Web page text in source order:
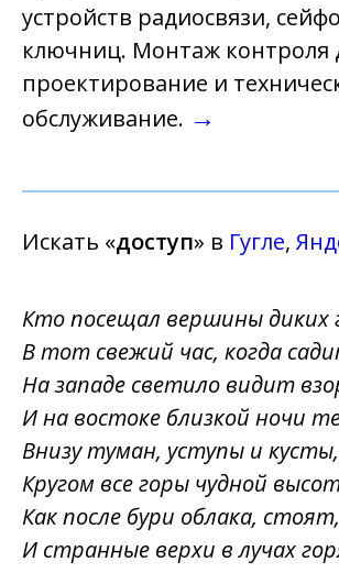
устройств радиосвязи,
ключниц. Монтаж контроля
проектирование и
обслуживание. →
Искать «доступ» в Гугле,
Кто посещал вершины диких
В тот свежий час, когда
На западе светило видит
И на востоке близкой ночи
Внизу туман, уступы и кусты,
Кругом все горы чудной
Как после бури облака, стоят,
И странные верхи в лучах